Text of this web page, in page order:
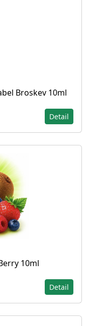
Broskev 10ml
Detail
10ml
Detail